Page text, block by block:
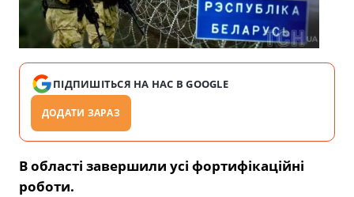
ПІДПИШІТЬСЯ НА НАС В GOOGLE
ДОДАТИ ЗАРАЗ
В області завершили усі фортифікаційні
роботи.